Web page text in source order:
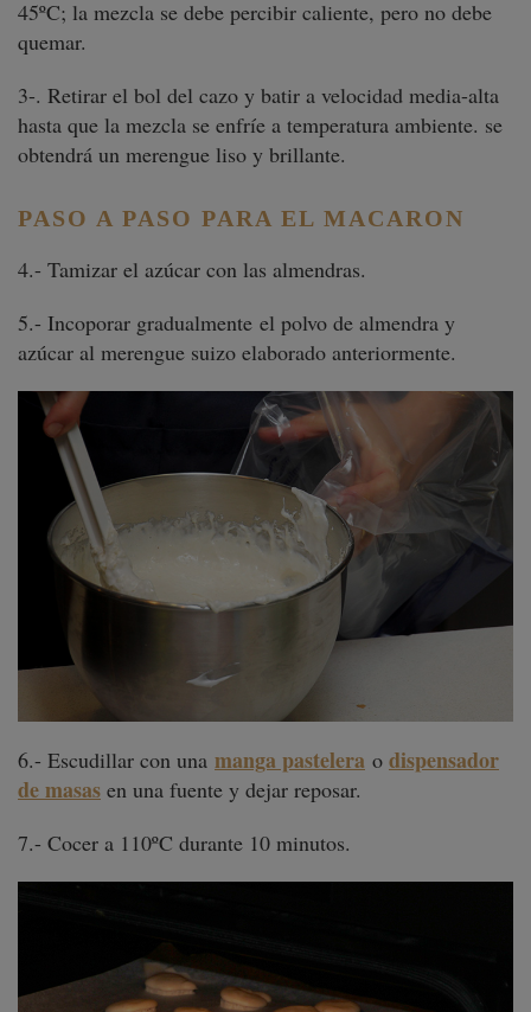
45ºC; la mezcla se debe percibir caliente, pero no debe
quemar.
3-. Retirar el bol del cazo y batir a velocidad media-alta
hasta que la mezcla se enfríe a temperatura ambiente. se
obtendrá un merengue liso y brillante.
PASO A PASO PARA EL MACARON
4.- Tamizar el azúcar con las almendras.
5.- Incoporar gradualmente el polvo de almendra y
azúcar al merengue suizo elaborado anteriormente.
6.- Escudillar con una manga pastelera o dispensador
de masas en una fuente y dejar reposar.
7.- Cocer a 110ºC durante 10 minutos.